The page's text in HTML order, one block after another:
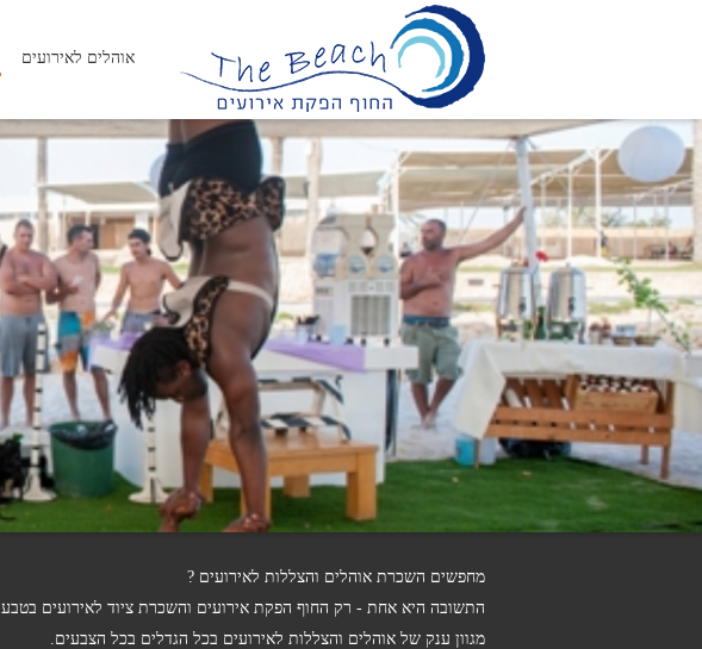
מחפשים השכרת אוהלים והצללות לאירועים ?
התשובה היא אחת - רק החוף הפקת אירועים והשכרת ציוד לאירועים בטבע.
מגוון ענק של אוהלים והצללות לאירועים בכל הגדלים בכל הצבעים.
אוהלים לאירועים